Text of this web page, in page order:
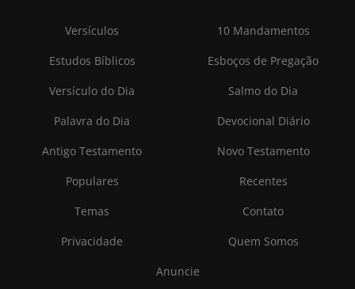
Versículos
10 Mandamentos
Estudos Bíblicos
Esboços de Pregação
Versículo do Dia
Salmo do Dia
Palavra do Dia
Devocional Diário
Antigo Testamento
Novo Testamento
Populares
Recentes
Temas
Contato
Privacidade
Quem Somos
Anuncie